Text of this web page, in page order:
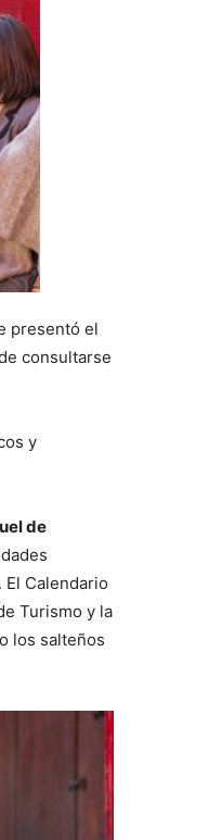
presentó el
consultarse
y
de
Calendario
Turismo y la
los salteños